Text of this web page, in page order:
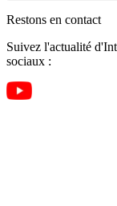
Restons en contact
Suivez l'actualité
sociaux :